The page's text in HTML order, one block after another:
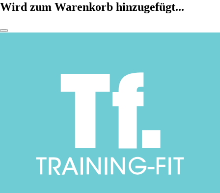
Wird zum Warenkorb hinzugefügt...